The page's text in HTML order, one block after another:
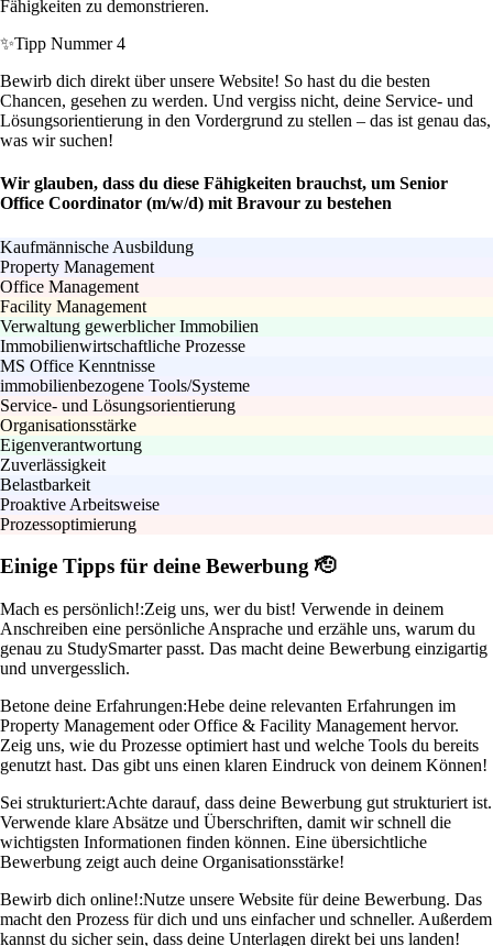
Fähigkeiten zu demonstrieren.
✨Tipp Nummer 4
Bewirb dich direkt über unsere Website! So hast du die besten
Chancen, gesehen zu werden. Und vergiss nicht, deine Service- und
Lösungsorientierung in den Vordergrund zu stellen – das ist genau das,
was wir suchen!
Wir glauben, dass du diese Fähigkeiten brauchst, um Senior
Office Coordinator (m/w/d) mit Bravour zu bestehen
Kaufmännische Ausbildung
Property Management
Office Management
Facility Management
Verwaltung gewerblicher Immobilien
Immobilienwirtschaftliche Prozesse
MS Office Kenntnisse
immobilienbezogene Tools/Systeme
Service- und Lösungsorientierung
Organisationsstärke
Eigenverantwortung
Zuverlässigkeit
Belastbarkeit
Proaktive Arbeitsweise
Prozessoptimierung
Einige Tipps für deine Bewerbung 🫡
Mach es persönlich!:Zeig uns, wer du bist! Verwende in deinem
Anschreiben eine persönliche Ansprache und erzähle uns, warum du
genau zu StudySmarter passt. Das macht deine Bewerbung einzigartig
und unvergesslich.
Betone deine Erfahrungen:Hebe deine relevanten Erfahrungen im
Property Management oder Office & Facility Management hervor.
Zeig uns, wie du Prozesse optimiert hast und welche Tools du bereits
genutzt hast. Das gibt uns einen klaren Eindruck von deinem Können!
Sei strukturiert:Achte darauf, dass deine Bewerbung gut strukturiert ist.
Verwende klare Absätze und Überschriften, damit wir schnell die
wichtigsten Informationen finden können. Eine übersichtliche
Bewerbung zeigt auch deine Organisationsstärke!
Bewirb dich online!:Nutze unsere Website für deine Bewerbung. Das
macht den Prozess für dich und uns einfacher und schneller. Außerdem
kannst du sicher sein, dass deine Unterlagen direkt bei uns landen!